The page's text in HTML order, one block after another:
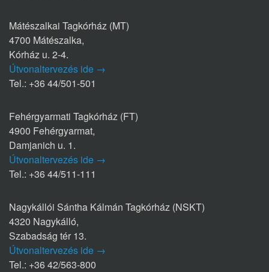
Mátészalkai Tagkórház (MT)
4700 Mátészalka,
Kórház u. 2-4.
Útvonaltervezés ide →
Tel.: +36 44/501-501
Fehérgyarmati Tagkórház (FT)
4900 Fehérgyarmat,
Damjanich u. 1.
Útvonaltervezés ide →
Tel.: +36 44/511-111
Nagykállói Sántha Kálmán Tagkórház (NSKT)
4320 Nagykálló,
Szabadság tér 13.
Útvonaltervezés ide →
Tel.: +36 42/563-800